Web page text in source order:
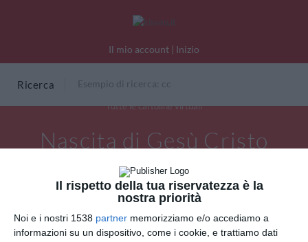
Il rispetto della tua riservatezza è la
nostra priorità
Noi e i nostri 1538 partner memorizziamo e/o accediamo a
informazioni su un dispositivo, come i cookie, e trattiamo dati
Il mio account | Inizio
Ricerca
Tutte le cartoline virtuali
Nascita di Gesù Cristo